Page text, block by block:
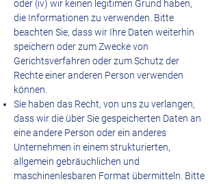
oder (iv) wir keinen legitimen Grund haben,
die Informationen zu verwenden. Bitte
beachten Sie, dass wir Ihre Daten weiterhin
speichern oder zum Zwecke von
Gerichtsverfahren oder zum Schutz der
Rechte einer anderen Person verwenden
können.
Sie haben das Recht, von uns zu verlangen,
dass wir die über Sie gespeicherten Daten an
eine andere Person oder ein anderes
Unternehmen in einem strukturierten,
allgemein gebräuchlichen und
maschinenlesbaren Format übermitteln. Bitte